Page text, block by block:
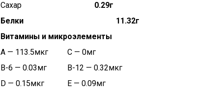
Сахар
0.29г
Белки
11.32г
Витамины и микроэлементы
A — 113.5мкг
C — 0мг
B-6 — 0.03мг
B-12 — 0.32мкг
D — 0.15мкг
E — 0.09мг